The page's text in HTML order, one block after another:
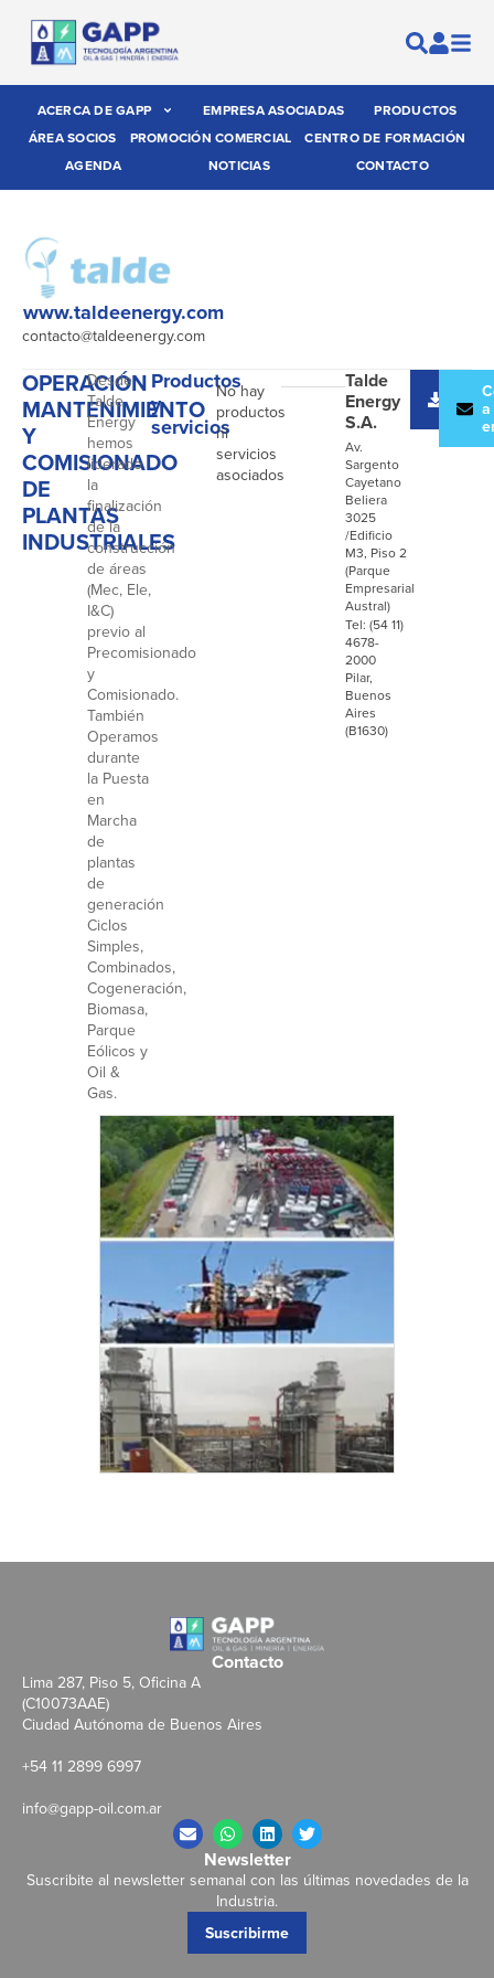
ACERCA DE GAPP EMPRESA ASOCIADAS
PRODUCTOS
ÁREA SOCIOS
PROMOCIÓN COMERCIAL
CENTRO DE FORMACIÓN
AGENDA
NOTICIAS CONTACTO
www.taldeenergy.com
contacto@taldeenergy.com
OPERACIÓN
MANTENIMIENTO
Y
COMISIONADO
DE
PLANTAS
INDUSTRIALES
Desde
Talde
Energy
hemos
liderado
la
finalización
de la
construcción
de áreas
(Mec, Ele,
I&C)
previo al
Precomisionado
y
Comisionado.
También
Operamos
durante
la Puesta
en
Marcha
de
plantas
de
generación
Ciclos
Simples,
Combinados,
Cogeneración,
Biomasa,
Parque
Eólicos y
Oil &
Gas.
Productos
y
servicios
No hay
productos
ni
servicios
asociados
Talde
Energy
S.A.
Av.
Sargento
Cayetano
Beliera
3025
/Edificio
M3, Piso 2
(Parque
Empresarial
Austral)
Tel: (54 11)
4678-
2000
Pilar,
Buenos
Aires
(B1630)
Contacto
Lima 287, Piso 5, Oficina A
(C10073AAE)
Ciudad Autónoma de Buenos Aires
+54 11 2899 6997
info@gapp-oil.com.ar
Newsletter
Suscribite al newsletter semanal con las últimas novedades de la
Industria.
Suscribirme